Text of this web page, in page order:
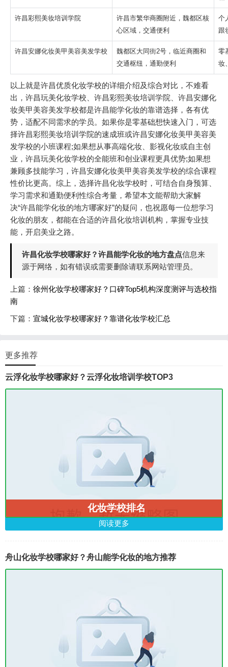
许昌彩熙美妆培训学院
许昌市繁华商圈附近，魏都区核
心区域，交通便利
个
跟
许昌安娜化妆美甲美容美发学校
魏都区大同街2号，临近商圈和
交通枢纽，通勤便利
零
妆
以上就是许昌优质化妆学校的详细介绍及综合对比，不难看
出，许昌玩美化妆学校、许昌彩熙美妆培训学院、许昌安娜化
妆美甲美容美发学校都是许昌能学化妆的靠谱选择，各有优
势，适配不同需求的学员。如果你是零基础想快速入门，可选
择许昌彩熙美妆培训学院的速成班或许昌安娜化妆美甲美容美
发学校的小班课程;如果想从事高端化妆、影视化妆或自主创
业，许昌玩美化妆学校的全能班和创业课程更具优势;如果想
兼顾多技能学习，许昌安娜化妆美甲美容美发学校的综合课程
性价比更高。综上，选择许昌化妆学校时，可结合自身预算、
学习需求和通勤便利性综合考量，希望本文能帮助大家解
决“许昌能学化妆的地方哪家好”的疑问，也祝愿每一位想学习
化妆的朋友，都能在合适的许昌化妆培训机构，掌握专业技
能，开启美业之路。
许昌化妆学校哪家好？许昌能学化妆的地方盘点信息来
源于网络，如有错误或需要删除请联系网站管理员。
上篇： 徐州化妆学校哪家好？口碑Top5机构深度测评与选校指
南
下篇： 宣城化妆学校哪家好？靠谱化妆学校汇总
更多推荐
云浮化妆学校哪家好？云浮化妆培训学校TOP3
化妆学校排名
阅读更多
舟山化妆学校哪家好？舟山能学化妆的地方推荐